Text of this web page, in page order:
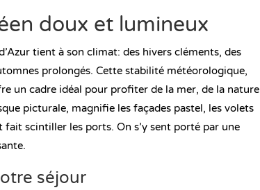
doux et lumineux
tient à son climat: des hivers cléments, des
prolongés. Cette stabilité météorologique,
un cadre idéal pour profiter de la mer, de la nature
picturale, magnifie les façades pastel, les volets
scintiller les ports. On s’y sent porté par une
séjour